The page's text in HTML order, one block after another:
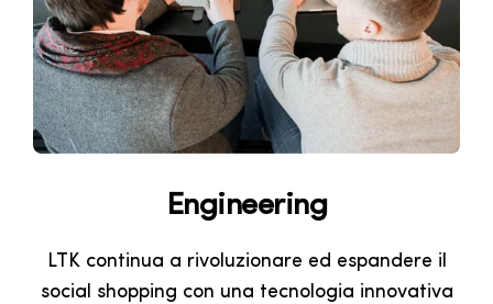
Engineering
LTK continua a rivoluzionare ed espandere il
social shopping con una tecnologia innovativa